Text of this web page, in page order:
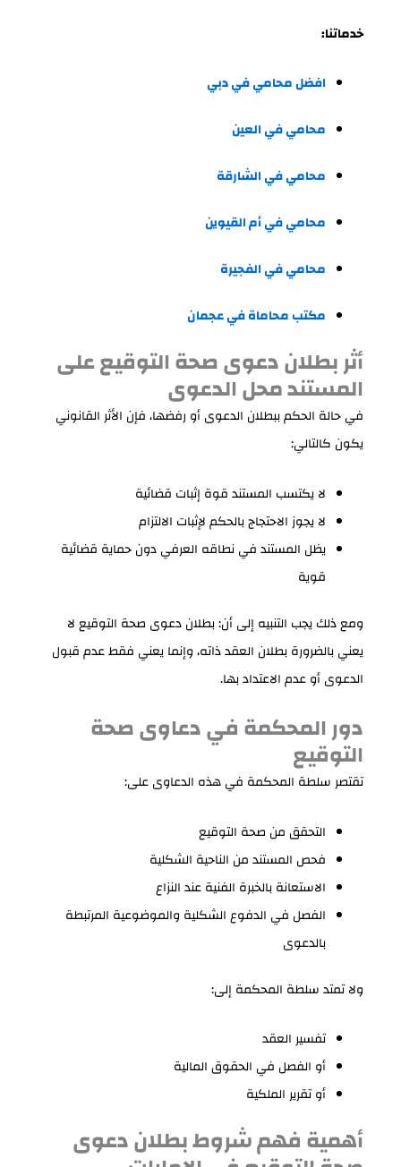
خدماتنا:
افضل محامي في دبي
محامي في العين
محامي في الشارقة
محامي في أم القيوين
محامي في الفجيرة
مكتب محاماة في عجمان
أثر بطلان دعوى صحة التوقيع على
المستند محل الدعوى
في حالة الحكم ببطلان الدعوى أو رفضها، فإن الأثر القانوني
يكون كالتالي:
لا يكتسب المستند قوة إثبات قضائية
لا يجوز الاحتجاج بالحكم لإثبات الالتزام
يظل المستند في نطاقه العرفي دون حماية قضائية
قوية
ومع ذلك يجب التنبيه إلى أن: بطلان دعوى صحة التوقيع لا
يعني بالضرورة بطلان العقد ذاته، وإنما يعني فقط عدم قبول
الدعوى أو عدم الاعتداد بها.
دور المحكمة في دعاوى صحة
التوقيع
تقتصر سلطة المحكمة في هذه الدعاوى على:
التحقق من صحة التوقيع
فحص المستند من الناحية الشكلية
الاستعانة بالخبرة الفنية عند النزاع
الفصل في الدفوع الشكلية والموضوعية المرتبطة
بالدعوى
ولا تمتد سلطة المحكمة إلى:
تفسير العقد
أو الفصل في الحقوق المالية
أو تقرير الملكية
أهمية فهم شروط بطلان دعوى